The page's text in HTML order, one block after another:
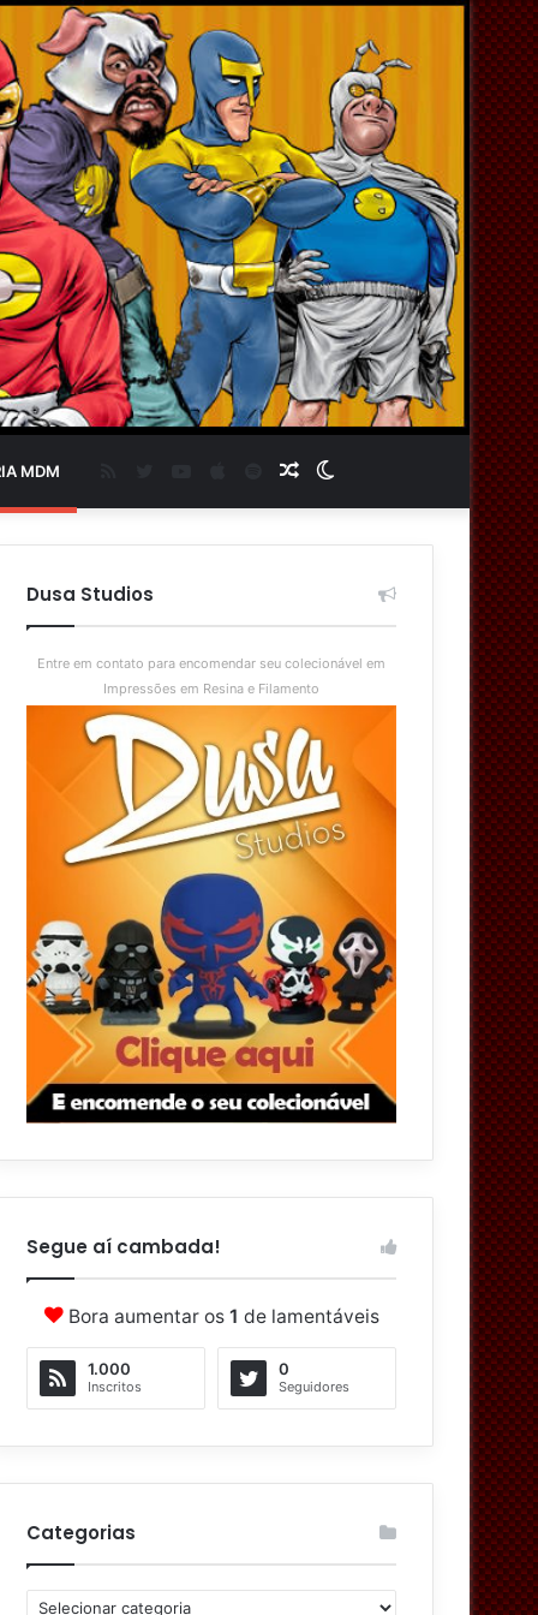
MDM
skin
Artigo
aleatório
Spotify
Dusa Studios
Entre em contato para encomendar seu colecionável em
Impressões em Resina e Filamento
Segue aí cambada!
Bora aumentar os 1 de lamentáveis
1.000
Inscritos
0
Seguidores
Categorias